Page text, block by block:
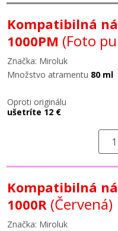
Kompatibilná
1000PM (Foto
Značka: Miroluk
Množstvo atramentu 80 ml
Oproti originálu
ušetríte 12 €
Kompatibilná
1000R (Červená)
Značka: Miroluk